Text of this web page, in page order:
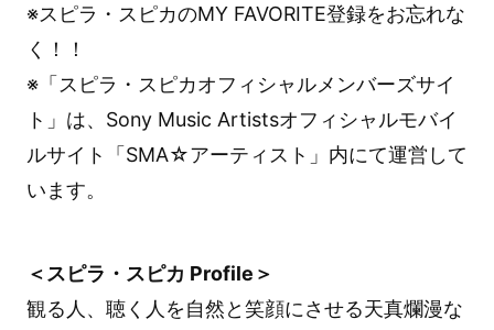
※スピラ・スピカのMY FAVORITE登録をお忘れな
く！！
※「スピラ・スピカオフィシャルメンバーズサイ
ト」は、Sony Music Artistsオフィシャルモバイ
ルサイト「SMA☆アーティスト」内にて運営して
います。
＜スピラ・スピカ Profile＞
観る人、聴く人を自然と笑顔にさせる天真爛漫な